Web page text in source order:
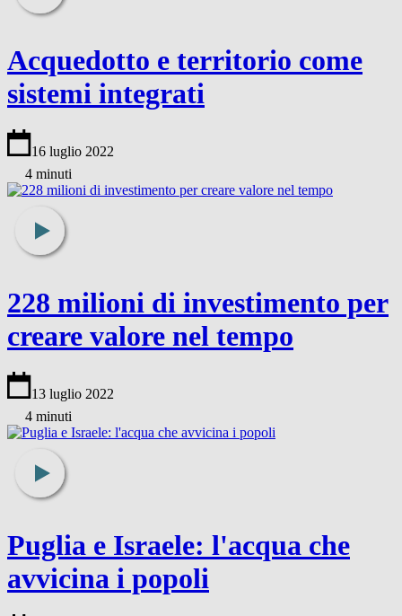
Acquedotto e territorio come
sistemi integrati
16 luglio 2022
4 minuti
228 milioni di investimento per
creare valore nel tempo
13 luglio 2022
4 minuti
Puglia e Israele: l'acqua che
avvicina i popoli